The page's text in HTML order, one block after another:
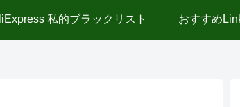
私的ブラックリスト おすすめ